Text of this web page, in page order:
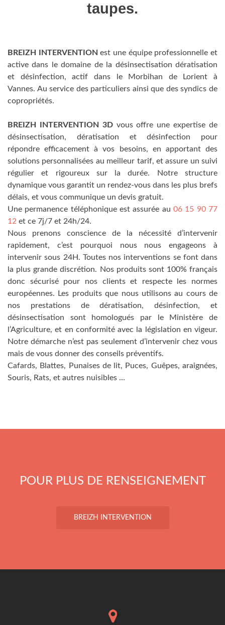
taupes.
BREIZH INTERVENTION est une équipe professionnelle et
active dans le domaine de la désinsectisation dératisation
et désinfection, actif dans le Morbihan de Lorient à
Vannes. Au service des particuliers ainsi que des syndics de
copropriétés.
BREIZH INTERVENTION 3Dvous offre une expertise de
désinsectisation, dératisation et désinfection pour
répondre efficacement à vos besoins, en apportant des
solutions personnalisées au meilleur tarif, et assure un suivi
régulier et rigoureux sur la durée. Notre structure
dynamique vous garantit un rendez-vous dans les plus brefs
délais, et vous communique un devis gratuit.
Une permanence téléphonique est assurée au 06 15 90 77
12 et ce 7j/7 et 24h/24.
Nous prenons conscience de la nécessité d’intervenir
rapidement, c’est pourquoi nous nous engageons à
intervenir sous 24H. Toutes nos interventions se font dans
la plus grande discrétion. Nos produits sont 100% français
donc sécurisé pour nos clients et respecte les normes
européennes. Les produits que nous utilisons au cours de
nos prestations de dératisation, désinfection, et
désinsectisation sont homologués par le Ministère de
l’Agriculture, et en conformité avec la législation en vigeur.
Notre démarche n’est pas seulement d’intervenir chez vous
mais de vous donner des conseils préventifs.
Cafards, Blattes, Punaises de lit, Puces, Guêpes, araignées,
Souris, Rats, et autres nuisibles …
POUR PLUS DE RENSEIGNEMENT
BREIZH INTERVENTION